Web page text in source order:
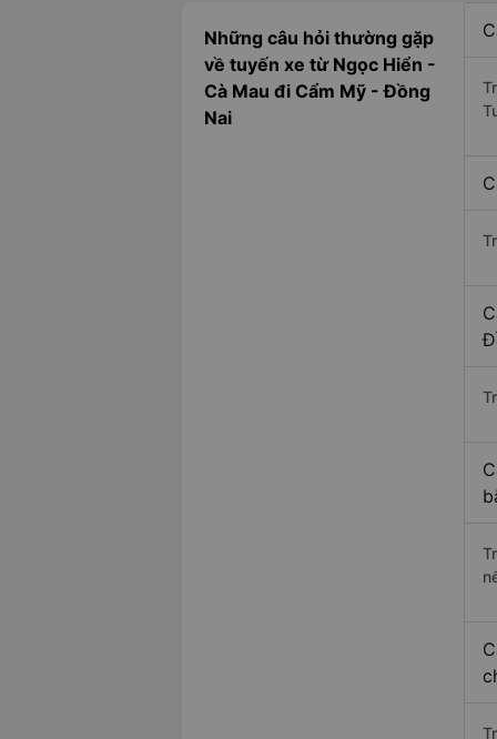
Những câu hỏi thường gặp
về tuyến xe từ Ngọc Hiển -
Cà Mau đi Cẩm Mỹ - Đồng
Nai